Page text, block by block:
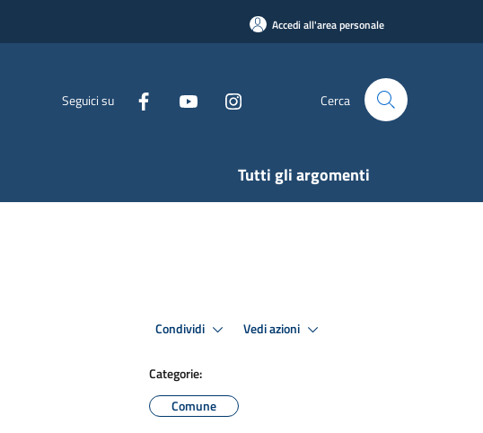
Accedi all'area personale
Seguici su Cerca
Tutti gli argomenti
Condividi Vedi azioni
Categorie:
Comune